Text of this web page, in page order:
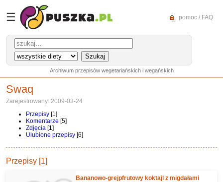
☰ pomoc / FAQ
Archiwum przepisów wegetariańskich i wegańskich
Swaq
Zarejestrowany: 2009-03-24
Przepisy [1]
Komentarze [5]
Zdjęcia [1]
Ulubione przepisy [6]
Przepisy [1]
Bananowo-grejpfrutowy koktajl z migdałami